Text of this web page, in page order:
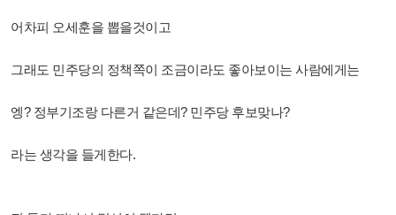
어차피 오세훈을 뽑을것이고
그래도 민주당의 정책쪽이 조금이라도 좋아보이는 사람에게는
엥? 정부기조랑 다른거 같은데? 민주당 후보맞나?
라는 생각을 들게한다.